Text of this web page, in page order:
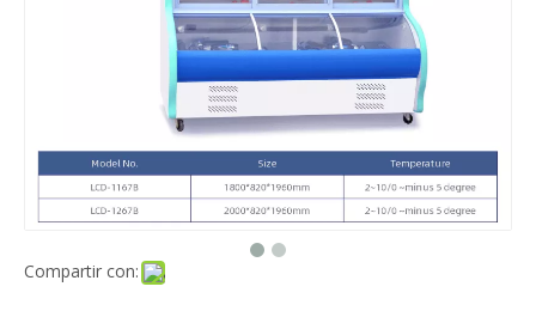
Compartir con: